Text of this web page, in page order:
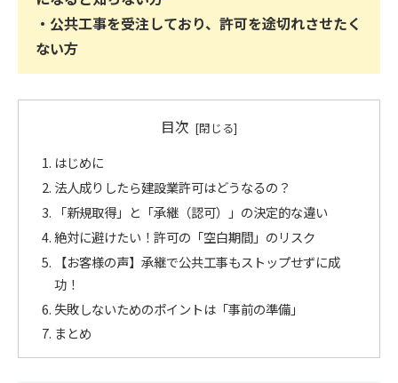
・公共工事を受注しており、許可を途切れさせたく
ない方
目次
はじめに
法人成りしたら建設業許可はどうなるの？
「新規取得」と「承継（認可）」の決定的な違い
絶対に避けたい！許可の「空白期間」のリスク
【お客様の声】承継で公共工事もストップせずに成
功！
失敗しないためのポイントは「事前の準備」
まとめ